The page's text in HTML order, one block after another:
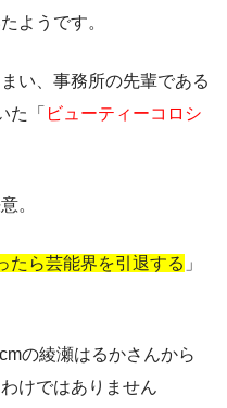
ようです。
い、事務所の先輩である
た「 ビューティーコロシ
。
たら芸能界を引退する 」
の綾瀬はるかさんから
けではありません